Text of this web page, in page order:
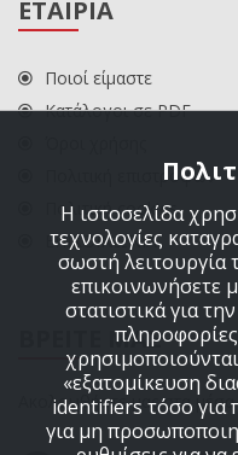
ΕΤΑΙΡΙΑ
Ποιοί είμαστε
Κατάλογοι σε PDF
Πολιτική επιστροφών
Πολιτική cookies
ΕΠΙΚΟΙΝΩΝΙΑ
ΒΡΕΙΤΕ ΜΑΣ
Ακολουθήστε μας στα
Η ιστοσελίδα
τεχνολογίες
σωστή λειτουργία
επικοινωνήσετε
στατιστικά για
«εξατομίκευση
identifiers τόσο για
για μη